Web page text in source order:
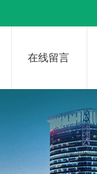
在线留言